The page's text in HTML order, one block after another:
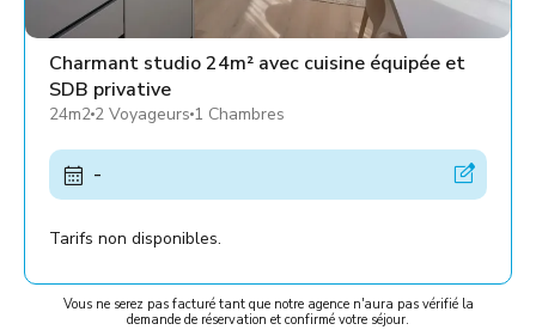
Charmant studio 24m² avec cuisine équipée et
SDB privative
24m2 2 Voyageurs 1 Chambres
-
Tarifs non disponibles.
Vous ne serez pas facturé tant que notre agence n'aura pas vérifié la
demande de réservation et confirmé votre séjour.